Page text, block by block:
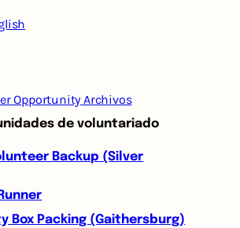
Opportunity Archivos
de voluntariado
Backup (Silver
Box Packing (Gaithersburg)